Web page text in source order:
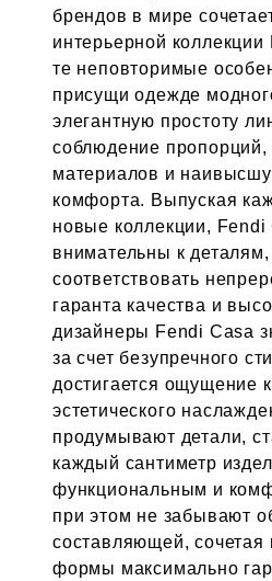
брендов в мире
интерьерной
те неповторимые
присущи одежде
элегантную простоту
соблюдение пропорций,
материалов и
комфорта. Выпуская
новые коллекции, Fendi
внимательны к
соответствовать
гаранта качества и
дизайнеры Fendi Casa
за счет безупречного
достигается ощущение
эстетического
продумывают детали,
каждый сантиметр
функциональным и
при этом не забывают
составляющей, сочетая
формы максимально